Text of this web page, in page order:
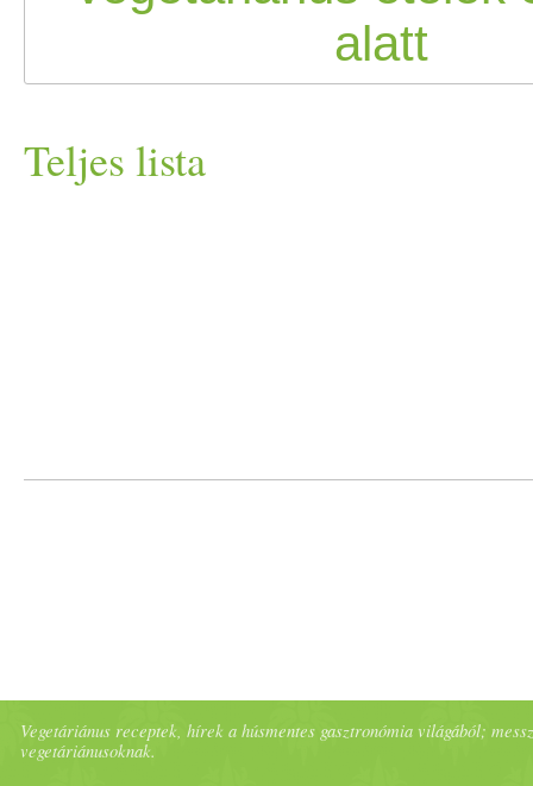
Teljes lista
Vegetáriánus receptek, hírek a húsmentes gasztronómia világából;
vegetáriánusoknak.